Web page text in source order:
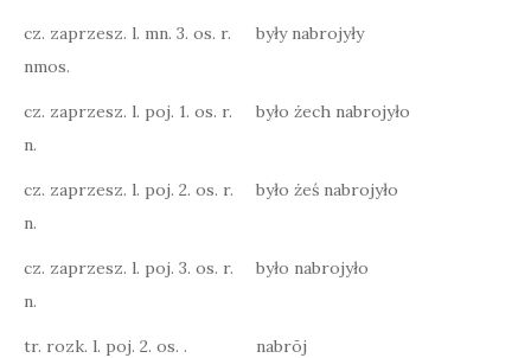
cz. zaprzesz. l. mn. 3. os. r.
nmos.
były nabrojyły
cz. zaprzesz. l. poj. 1. os. r.
n.
było żech nabrojyło
cz. zaprzesz. l. poj. 2. os. r.
n.
było żeś nabrojyło
cz. zaprzesz. l. poj. 3. os. r.
n.
było nabrojyło
tr. rozk. l. poj. 2. os. . nabrōj